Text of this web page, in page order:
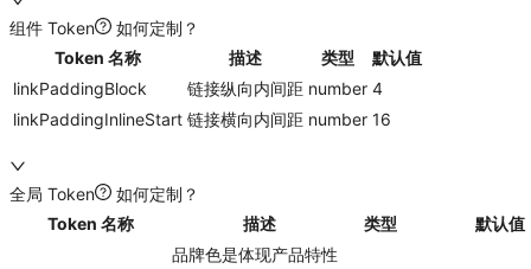
组件 Token
如何定制？
Token 名称
描述 类型
默认值
linkPaddingBlock
链接纵向内间距 number 4
linkPaddingInlineStart 链接横向内间距 number 16
全局 Token
如何定制？
Token 名称
描述 类型 默认值
品牌色是体现产品特性